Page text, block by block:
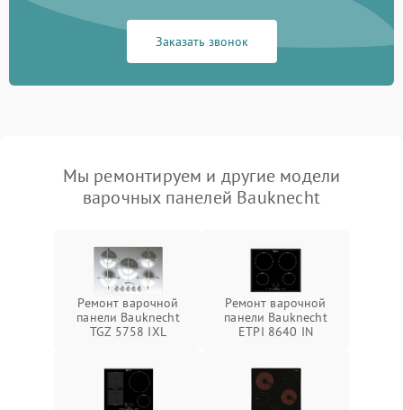
Заказать звонок
Мы ремонтируем и другие модели
варочных панелей Bauknecht
Ремонт варочной
панели Bauknecht
TGZ 5758 IXL
Ремонт варочной
панели Bauknecht
ETPI 8640 IN